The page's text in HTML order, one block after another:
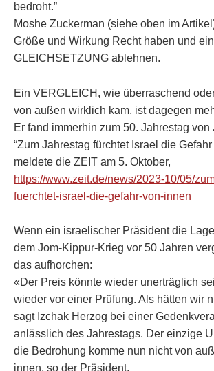
bedroht.”
Moshe Zuckerman (siehe oben im
Größe und Wirkung Recht haben und
GLEICHSETZUNG ablehnen.
Ein VERGLEICH, wie überraschend
von außen wirklich kam, ist dagegen
Er fand immerhin zum 50. Jahrestag von
“Zum Jahrestag fürchtet Israel die Gefahr
meldete die ZEIT am 5. Oktober,
https://www.zeit.de/news/2023-10/05/
fuerchtet-israel-die-gefahr-von-innen
Wenn ein israelischer Präsident die
dem Jom-Kippur-Krieg vor 50 Jahren
das aufhorchen:
«Der Preis könnte wieder unerträglich
wieder vor einer Prüfung. Als hätten wir
sagt Izchak Herzog bei einer
anlässlich des Jahrestags. Der einzige
die Bedrohung komme nun nicht von
innen, so der Präsident.